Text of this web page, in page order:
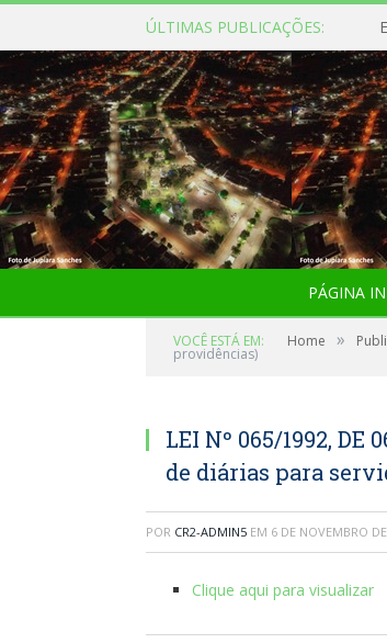
ÚLTIMAS PUBLICAÇÕES:
PÁGINA
VOCÊ ESTÁ EM: Home »
providências)
LEI Nº 065/1992, DE
de diárias para
POR CR2-ADMIN5 EM 6 DE NOVEMBRO
Clique aqui para visualizar